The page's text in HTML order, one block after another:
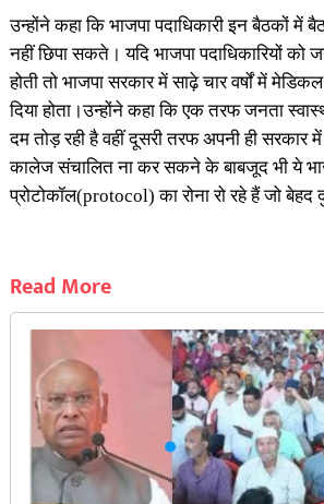
उन्होंने कहा कि भाजपा पदाधिकारी इन बैठकों में
नहीं छिपा सकते। यदि भाजपा पदाधिकारियों को
होती तो भाजपा सरकार में साढ़े चार वर्षों में
दिया होता।उन्होंने कहा कि एक तरफ जनता
दम तोड़ रही है वहीं दूसरी तरफ अपनी ही
कालेज संचालित ना कर सकने के बाबजूद भी ये
प्रोटोकॉल(protocol) का रोना रो रहे हैं जो बेहद
Read More